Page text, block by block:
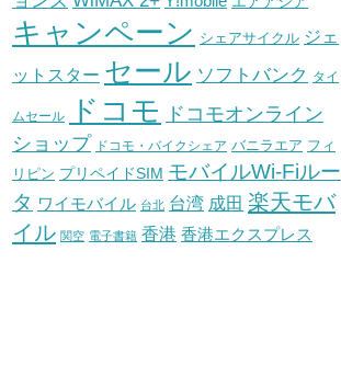
キャンペーン シェアサイクル ジェ
ットスター セール ソフトバンク タイ
ムセール ドコモ
ドコモオンライン
ショップ ドコモ・バイクシェア バニラエア フィ
リピン プリペイドSIM モバイルWi-Fiルー
タ ワイモバイル 台北 台湾 成田 楽天モバ
イル 関空 電子書籍 香港 香港エクスプレス